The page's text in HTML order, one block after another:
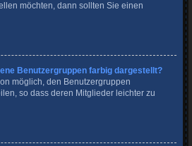
möchten, dann sollten Sie einen
Benutzergruppen farbig dargestellt?
möglich, den Benutzergruppen
so dass deren Mitglieder leichter zu